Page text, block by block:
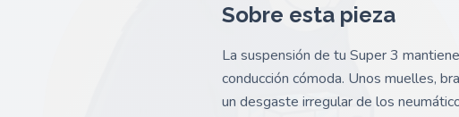
Sobre esta pieza
La suspensión de tu Super 3
conducción cómoda. Unos muelles,
un desgaste irregular de los